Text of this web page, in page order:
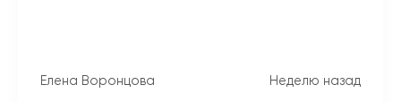
Елена Воронцова Неделю назад